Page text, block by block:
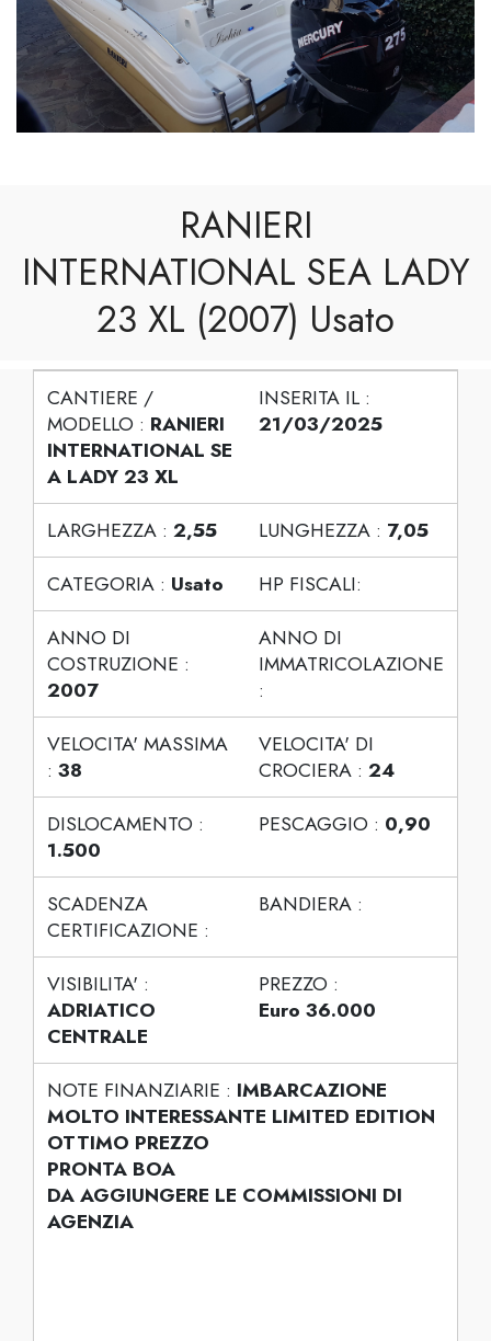
RANIERI
INTERNATIONAL SEA LADY
23 XL (2007) Usato
CANTIERE /
MODELLO : RANIERI
INTERNATIONAL SE
A LADY 23 XL
INSERITA IL :
21/03/2025
LARGHEZZA : 2,55 LUNGHEZZA : 7,05
CATEGORIA : Usato
HP FISCALI:
ANNO DI
COSTRUZIONE :
2007
ANNO DI
IMMATRICOLAZIONE
:
VELOCITA' MASSIMA
: 38
VELOCITA' DI
CROCIERA : 24
DISLOCAMENTO :
1.500
PESCAGGIO : 0,90
SCADENZA
CERTIFICAZIONE :
BANDIERA :
VISIBILITA' :
ADRIATICO
CENTRALE
PREZZO :
Euro 36.000
NOTE FINANZIARIE : IMBARCAZIONE
MOLTO INTERESSANTE LIMITED EDITION
OTTIMO PREZZO
PRONTA BOA
DA AGGIUNGERE LE COMMISSIONI DI
AGENZIA